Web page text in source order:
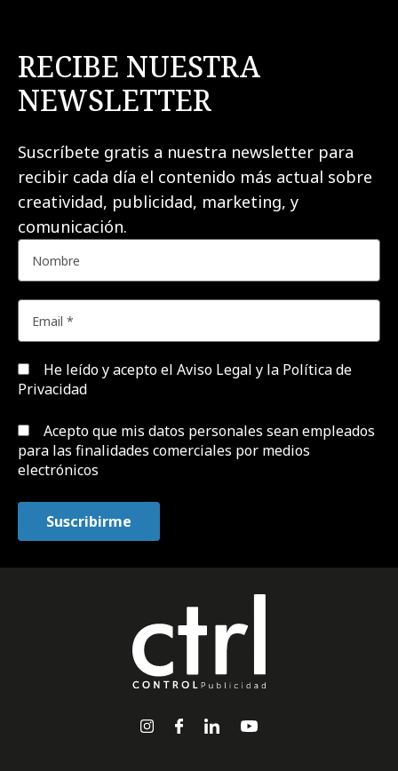
RECIBE NUESTRA
NEWSLETTER
Suscríbete gratis a nuestra newsletter para
recibir cada día el contenido más actual sobre
creatividad, publicidad, marketing, y
comunicación.
He leído y acepto el Aviso Legal y la Política de
Privacidad
Acepto que mis datos personales sean empleados
para las finalidades comerciales por medios
electrónicos